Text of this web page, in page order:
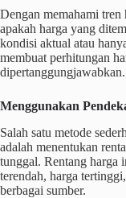
Dengan memahami tren
apakah harga yang
kondisi aktual atau
membuat perhitungan
dipertanggungjawabkan.
Menggunakan
Salah satu metode
adalah menentukan
tunggal. Rentang harga
terendah, harga
berbagai sumber.